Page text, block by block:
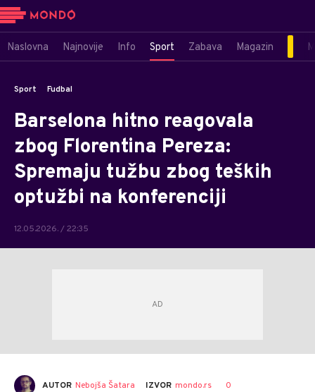
Naslovna Najnovije Info Sport Zabava Magazin
Sport Fudbal
Barselona hitno reagovala
zbog Florentina Pereza:
Spremaju tužbu zbog teških
optužbi na konferenciji
12.05.2026. / 22:35
AUTOR Nebojša Šatara IZVOR mondo.rs 0